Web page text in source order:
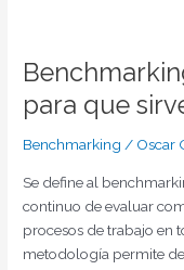
para que
Benchmarking / Oscar
Se define al
continuo de evaluar
procesos de trabajo en
metodología permite